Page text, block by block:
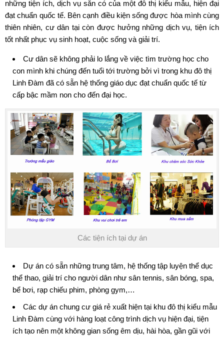
những tiện ích, dịch vụ sẵn có của một đô thị kiểu mẫu, hiện đại
đạt chuẩn quốc tế. Bên cạnh điều kiện sống được hòa mình cùng
thiên nhiên, cư dân tại còn được hưởng những dịch vụ, tiện ích
tốt nhất phục vụ sinh hoạt, cuộc sống và giải trí.
Cư dân sẽ không phải lo lắng về việc tìm trường học cho
con mình khi chúng đến tuổi tới trường bởi vì trong khu đô thị
Linh Đàm đã có sẵn hệ thống giáo dục đạt chuẩn quốc tế từ
cấp bậc mầm non cho đến đại học.
Các tiện ích tại dự án
Dự án có sẵn những trung tâm, hệ thống tập luyện thể dục
thể thao, giải trí cho người dân như sân tennis, sân bóng, spa,
bể bơi, rạp chiếu phim, phòng gym,…
Các dự án chung cư giá rẻ xuất hiện tại khu đô thị kiểu mẫu
Linh Đàm cùng với hàng loạt công trình dịch vụ hiện đại, tiện
ích tạo nên một không gian sống êm dịu, hài hòa, gần gũi với